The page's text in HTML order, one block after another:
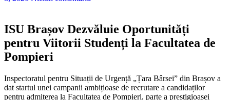
ISU Brașov Dezvăluie Oportunități
pentru Viitorii Studenți la Facultatea de
Pompieri
Inspectoratul pentru Situații de Urgență „Țara Bârsei” din Brașov a
dat startul unei campanii ambițioase de recrutare a candidaților
pentru admiterea la Facultatea de Pompieri, parte a prestigioasei